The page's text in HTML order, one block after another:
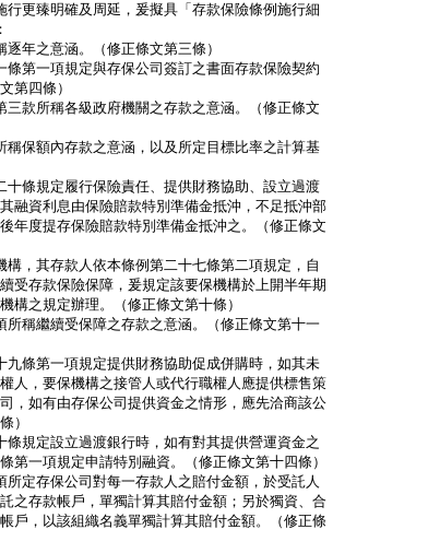
更臻明確及周延，爰擬具「存款保險條例施行細
，其修正要點如次：
項所稱逐年之意涵。（修正條文第三條）
第一項規定與存保公司簽訂之書面存款保險契約
事項。（修正條文第四條）
款所稱各級政府機關之存款之意涵。（修正條文
五條）
稱保額內存款之意涵，以及所定目標比率之計算基
（修正條文第六條）
十條規定履行保險責任、提供財務協助、設立過渡
融資利息由保險賠款特別準備金抵沖，不足抵沖部
年度提存保險賠款特別準備金抵沖之。（修正條文
七條）
，其存款人依本條例第二十七條第二項規定，自
受存款保險保障，爰規定該要保機構於上開半年期
保機構之規定辦理。（修正條文第十條）
所稱繼續受保障之存款之意涵。（修正條文第十一
條）
九條第一項規定提供財務協助促成併購時，如其未
人，要保機構之接管人或代行職權人應提供標售策
，如有由存保公司提供資金之情形，應先洽商該公
（修正條文第十三條）
規定設立過渡銀行時，如有對其提供營運資金之
一項規定申請特別融資。（修正條文第十四條）
定存保公司對每一存款人之賠付金額，於受託人
之存款帳戶，單獨計算其賠付金額；另於獨資、合
戶，以該組織名義單獨計算其賠付金額。（修正條
第十五條）